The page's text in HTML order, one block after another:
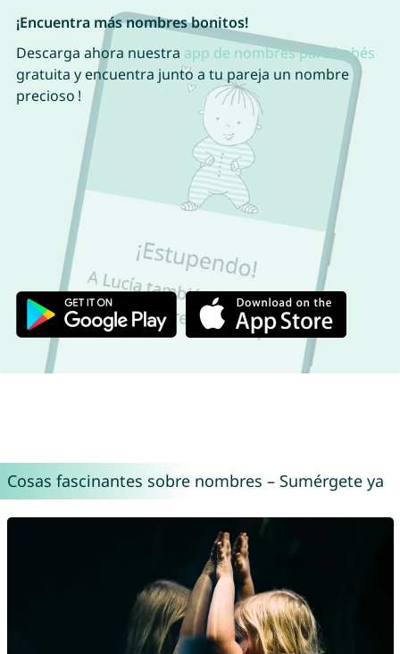
¡Encuentra más nombres bonitos!
Descarga ahora nuestra app de nombres para bebés
gratuita y encuentra junto a tu pareja un nombre
precioso !
Cosas fascinantes sobre nombres – Sumérgete ya